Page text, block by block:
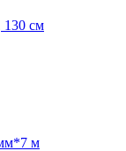
130 см
м